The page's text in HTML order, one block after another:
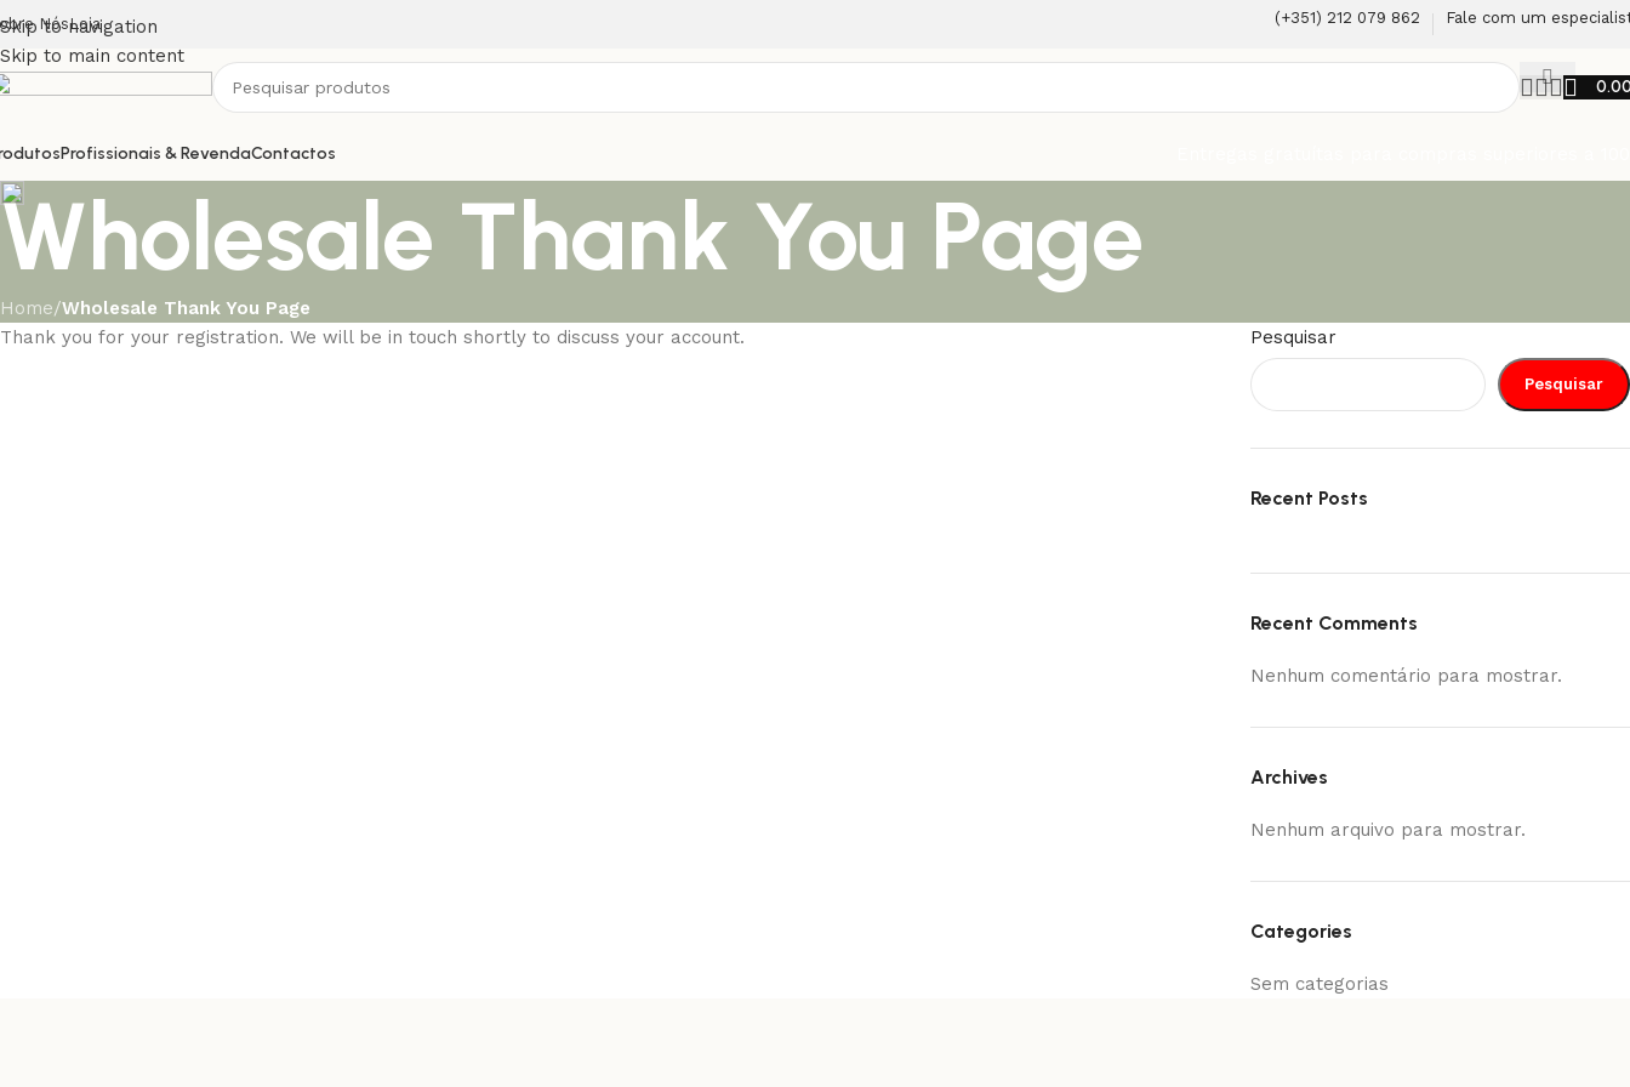
Skip to navigation
Skip to main content
NósLoja (+351) 212 079 862 Fale com um
Profissionais & RevendaContactos
Wholesale Thank You Page
Home/Wholesale Thank You Page
Thank you for your registration. We will be in touch shortly to discuss your account.
Pesquisar
Pesquisar
Recent Posts
Recent Comments
Nenhum comentário para mostrar.
Archives
Nenhum arquivo para mostrar.
Categories
Sem categorias